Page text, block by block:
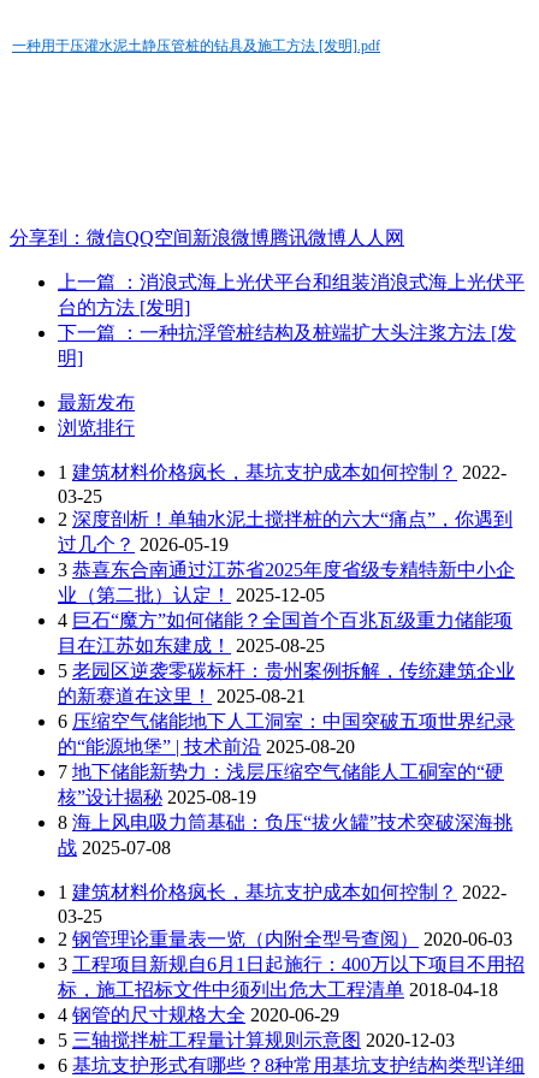
一种用于压灌水泥土静压管桩的钻具及施工方法 [发明].pdf
分享到： 微信QQ空间新浪微博腾讯微博人人网
上一篇
：消浪式海上光伏平台和组装消浪式海上光伏平
台的方法 [发明]
下一篇
：一种抗浮管桩结构及桩端扩大头注浆方法 [发
明]
最新发布
浏览排行
1 建筑材料价格疯长，基坑支护成本如何控制？ 2022-
03-25
2 深度剖析！单轴水泥土搅拌桩的六大“痛点”，你遇到
过几个？ 2026-05-19
3 恭喜东合南通过江苏省2025年度省级专精特新中小企
业（第二批）认定！
2025-12-05
4 巨石“魔方”如何储能？全国首个百兆瓦级重力储能项
目在江苏如东建成！
2025-08-25
5 老园区逆袭零碳标杆：贵州案例拆解，传统建筑企业
的新赛道在这里！
2025-08-21
6 压缩空气储能地下人工洞室：中国突破五项世界纪录
的“能源地堡” | 技术前沿 2025-08-20
7 地下储能新势力：浅层压缩空气储能人工硐室的“硬
核”设计揭秘 2025-08-19
8 海上风电吸力筒基础：负压“拔火罐”技术突破深海挑
战 2025-07-08
1 建筑材料价格疯长，基坑支护成本如何控制？ 2022-
03-25
2 钢管理论重量表一览（内附全型号查阅）
2020-06-03
3 工程项目新规自6月1日起施行：400万以下项目不用招
标，施工招标文件中须列出危大工程清单 2018-04-18
4 钢管的尺寸规格大全 2020-06-29
5 三轴搅拌桩工程量计算规则示意图 2020-12-03
6 基坑支护形式有哪些？8种常用基坑支护结构类型详细